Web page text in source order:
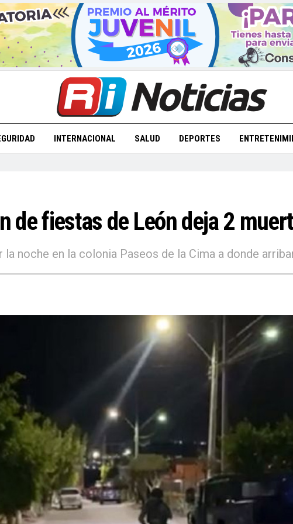
INTERNACIONAL SALUD DEPORTES
de fiestas de León deja 2
noche en la colonia Paseos de la Cima a donde